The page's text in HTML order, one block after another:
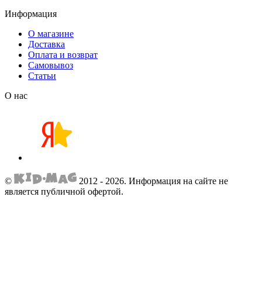
Информация
О магазине
Доставка
Оплата и возврат
Самовывоз
Статьи
О нас
© 2012 - 2026. Информация на сайте не
является публичной офертой.